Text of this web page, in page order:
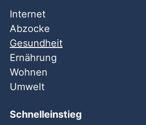
Internet
Abzocke
Gesundheit
Ernährung
Wohnen
Umwelt
Schnelleinstieg